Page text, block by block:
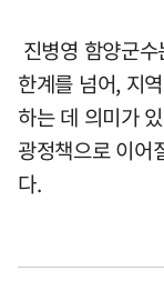
진병영 함양군
한계를 넘어, 지
하는 데 의미가
광정책으로 이어
다.